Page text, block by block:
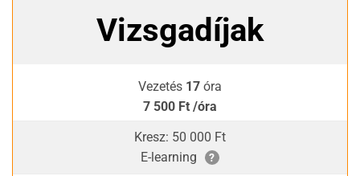
Vizsgadíjak
Vezetés 17 óra
7 500 Ft /óra
Kresz: 50 000 Ft
E-learning
?